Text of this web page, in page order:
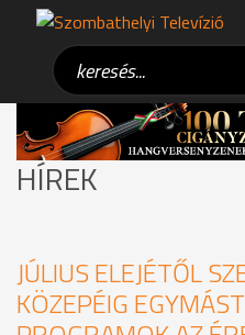
HÍREK
JÚLIUS ELEJÉTŐL
KÖZEPÉIG